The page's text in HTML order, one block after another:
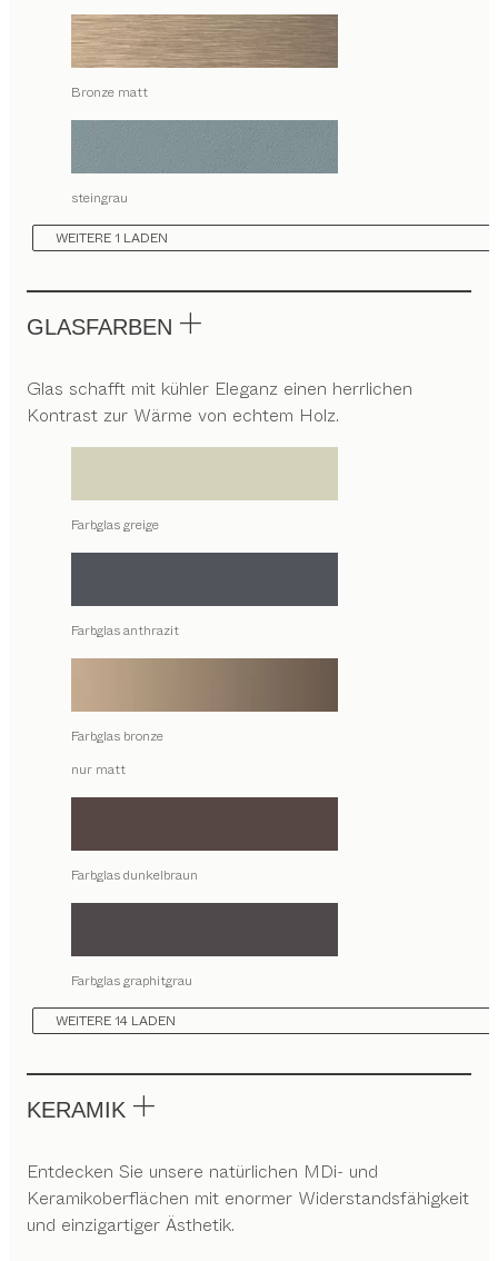
Bronze matt
steingrau
WEITERE 1 LADEN
GLASFARBEN
Glas schafft mit kühler Eleganz einen herrlichen
Kontrast zur Wärme von echtem Holz.
Farbglas greige
Farbglas anthrazit
Farbglas bronze
nur matt
Farbglas dunkelbraun
Farbglas graphitgrau
WEITERE 14 LADEN
KERAMIK
Entdecken Sie unsere natürlichen MDi- und
Keramikoberflächen mit enormer Widerstandsfähigkeit
und einzigartiger Ästhetik.